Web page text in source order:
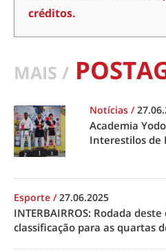
créditos.
MAIS /
Notícias /
Academia
Interestilos de
Esporte /27.06.2025
INTERBAIRROS: Rodada
classificação para as quartas